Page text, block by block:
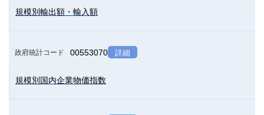
規模別輸出額・輸入額
政府統計コード 00553070 詳細
規模別国内企業物価指数